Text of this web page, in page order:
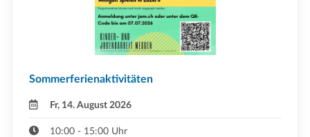
Sommerferienaktivitäten
Fr, 14. August 2026
10:00 - 15:00 Uhr